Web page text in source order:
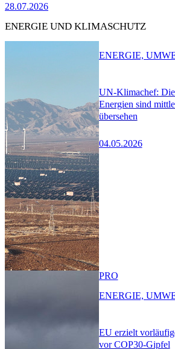
28.07.2026
ENERGIE UND KLIMASCHUTZ
UN-Klimachef: Die
Energien sind
übersehen
04.05.2026
ENERGIE,
EU erzielt
vor COP30-Gipfel
PRO
ENERGIE,